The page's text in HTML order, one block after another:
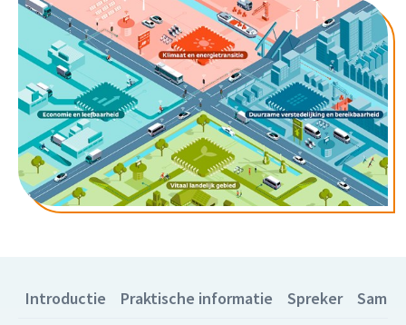
Introductie Praktische informatie Spreker